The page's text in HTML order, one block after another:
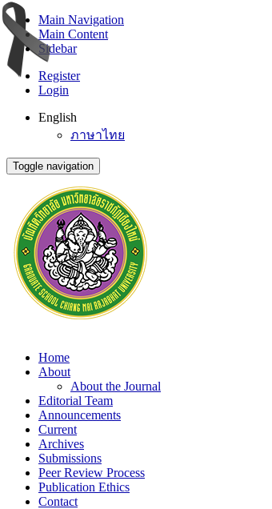
Main Navigation
Main Content
Sidebar
Register
Login
English
ภาษาไทย
Toggle navigation
Home
About
About the Journal
Editorial Team
Announcements
Current
Archives
Submissions
Peer Review Process
Publication Ethics
Contact